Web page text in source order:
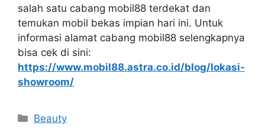
salah satu cabang mobil88 terdekat dan
temukan mobil bekas impian hari ini. Untuk
informasi alamat cabang mobil88 selengkapnya
bisa cek di sini:
https://www.mobil88.astra.co.id/blog/lokasi-
showroom/
Kategori
Beauty